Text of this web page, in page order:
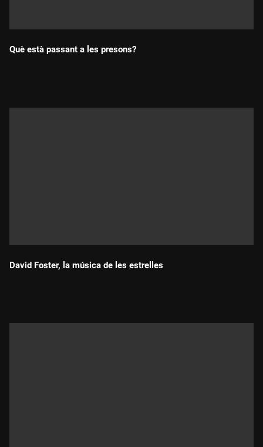
Què està passant a les presons?
David Foster, la música de les estrelles